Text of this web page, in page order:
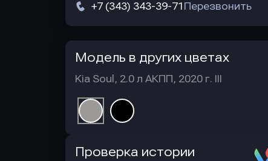
+7 (343) 343-39-71 Перезвонить
Модель в других цветах
Kia Soul, 2.0 л АКПП, 2020 г. III
Проверка истории